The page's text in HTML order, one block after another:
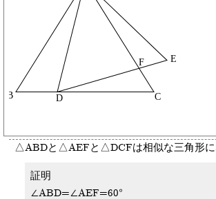
△ABDと△AEFと△DCFは相似な三角形に
証明
∠ABD=∠AEF=60°